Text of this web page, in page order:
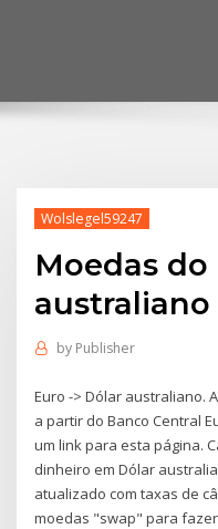
Wolslegel59247
Moedas
australiano
by Publisher
Euro -> Dólar australiano.
a partir do Banco Central
um link para esta página.
dinheiro em Dólar
atualizado com taxas de
moedas "swap" para